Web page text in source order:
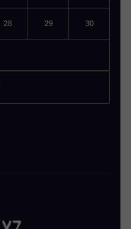
28 29 30